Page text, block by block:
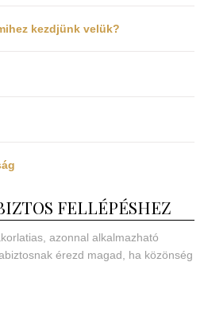
kezdjünk velük?
FELLÉPÉSHEZ
azonnal alkalmazható
érezd magad, ha közönség